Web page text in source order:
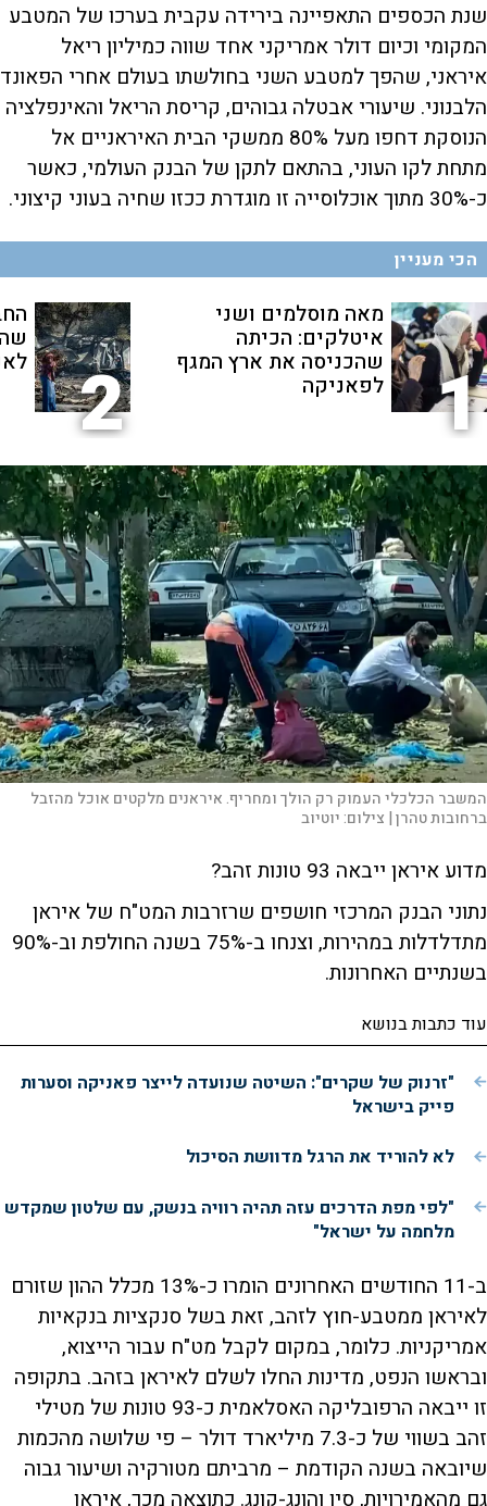
שנת הכספים התאפיינה בירידה עקבית בערכו של המטבע
המקומי וכיום דולר אמריקני אחד שווה כמיליון ריאל
איראני, שהפך למטבע השני בחולשתו בעולם אחרי הפאונד
הלבנוני. שיעורי אבטלה גבוהים, קריסת הריאל והאינפלציה
הנוסקת דחפו מעל 80% ממשקי הבית האיראניים אל
מתחת לקו העוני, בהתאם לתקן של הבנק העולמי, כאשר
כ-30% מתוך אוכלוסייה זו מוגדרת ככזו שחיה בעוני קיצוני.
הכי מעניין
1
מאה מוסלמים ושני
איטלקים: הכיתה
שהכניסה את ארץ המגף
לפאניקה 2
המשבר הכלכלי העמוק רק הולך ומחריף. איראנים מלקטים אוכל מהזבל
ברחובות טהרן | צילום:יוטיוב
מדוע איראן ייבאה 93 טונות זהב?
נתוני הבנק המרכזי חושפים שרזרבות המט"ח של איראן
מתדלדלות במהירות, וצנחו ב-75% בשנה החולפת וב-90%
בשנתיים האחרונות.
עוד כתבות בנושא
"זרנוק של שקרים": השיטה שנועדה לייצר פאניקה וסערות
פייק בישראל
לא להוריד את הרגל מדוושת הסיכול
"לפי מפת הדרכים עזה תהיה רוויה בנשק, עם שלטון שמקדש
מלחמה על ישראל"
ב-11 החודשים האחרונים הומרו כ-13% מכלל ההון שזורם
לאיראן ממטבע-חוץ לזהב, זאת בשל סנקציות בנקאיות
אמריקניות. כלומר, במקום לקבל מט"ח עבור הייצוא,
ובראשו הנפט, מדינות החלו לשלם לאיראן בזהב. בתקופה
זו ייבאה הרפובליקה האסלאמית כ-93 טונות של מטילי
זהב בשווי של כ-7.3 מיליארד דולר – פי שלושה מהכמות
שיובאה בשנה הקודמת – מרביתם מטורקיה ושיעור גבוה
גם מהאמירויות, סין והונג-קונג. כתוצאה מכך, איראן